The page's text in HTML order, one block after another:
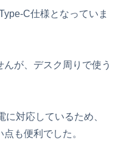
C仕様となっていま
が、デスク周りで使う
対応しているため、
も便利でした。